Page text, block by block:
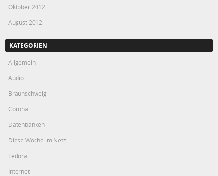
Oktober 2012
August 2012
KATEGORIEN
Allgemein
Audio
Braunschweig
Corona
Datenbanken
Diese Woche im Netz
Fedora
Internet